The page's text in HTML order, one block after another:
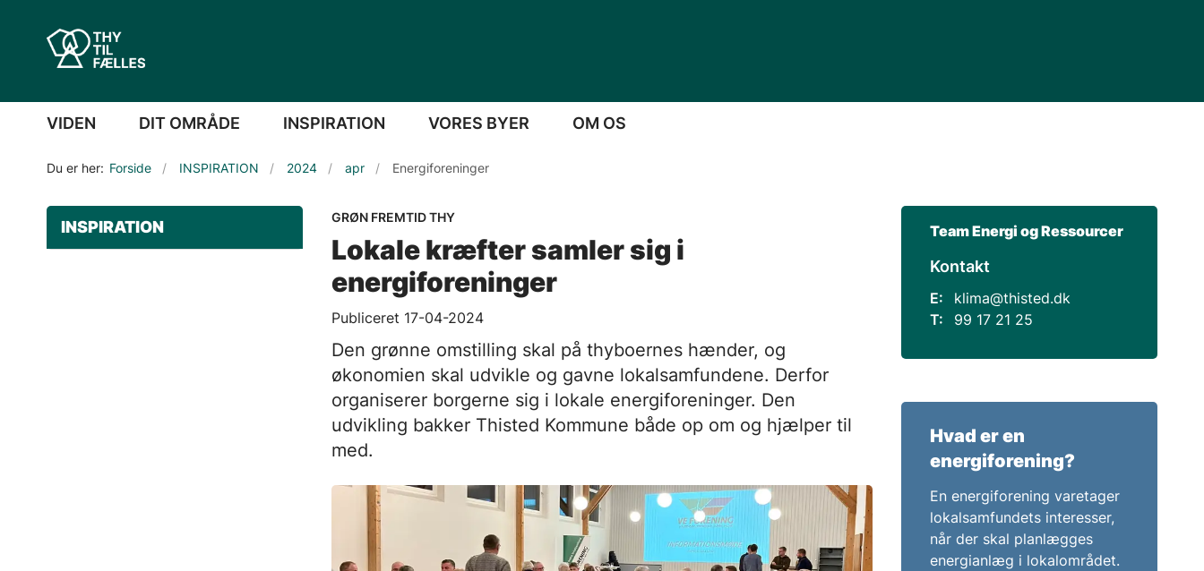
VIDEN DIT OMRÅDE INSPIRATION VORES BYER OM OS
Du er her: Forside INSPIRATION 2024 apr Energiforeninger
INSPIRATION
GRØN FREMTID THY
Lokale kræfter samler sig i
energiforeninger
Publiceret 17-04-2024
Den grønne omstilling skal på thyboernes hænder, og
økonomien skal udvikle og gavne lokalsamfundene. Derfor
organiserer borgerne sig i lokale energiforeninger. Den
udvikling bakker Thisted Kommune både op om og hjælper til
med.
Team Energi og Ressourcer
Kontakt
E:
klima@thisted.dk
T:
99 17 21 25
Hvad er en
energiforening?
En energiforening varetager
lokalsamfundets interesser,
når der skal planlægges
energianlæg i lokalområdet.